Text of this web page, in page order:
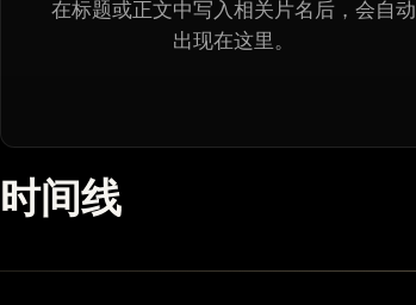
在标题或正文中写入相关片名后，会自动
出现在这里。
时间线